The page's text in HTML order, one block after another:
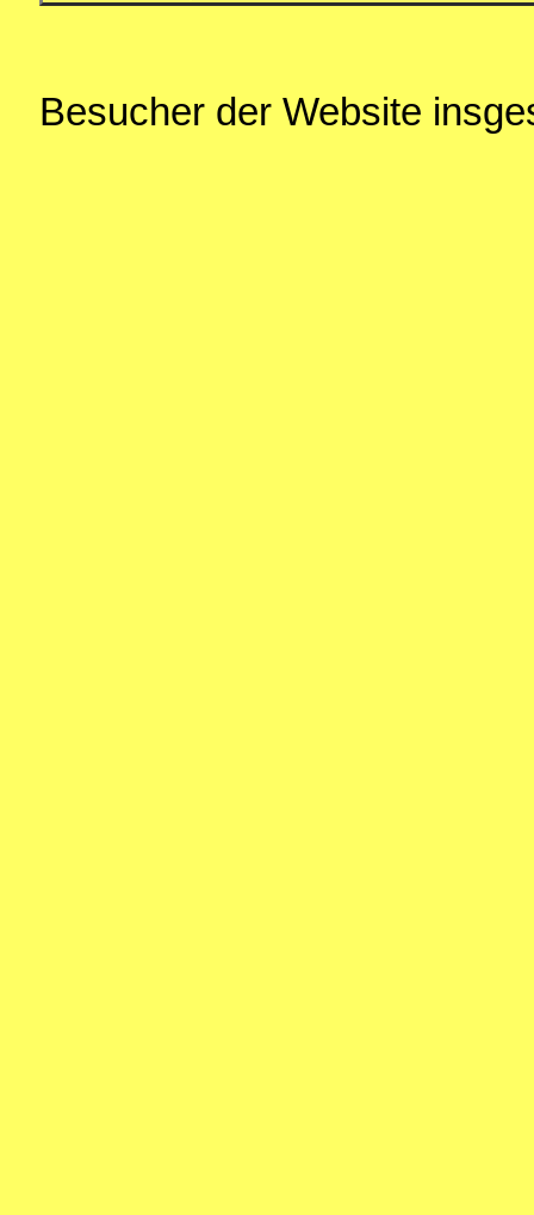
Besucher der Website